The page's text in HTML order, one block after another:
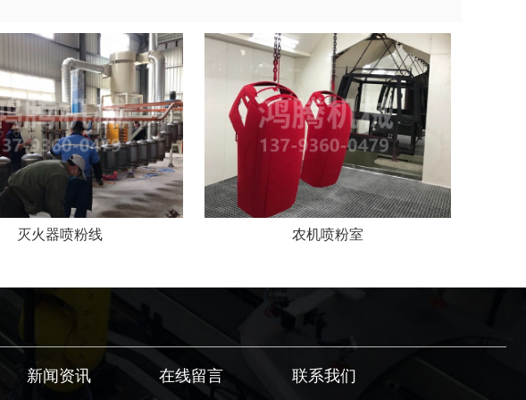
灭火器喷粉线 农机喷粉室
新闻资讯 在线留言 联系我们